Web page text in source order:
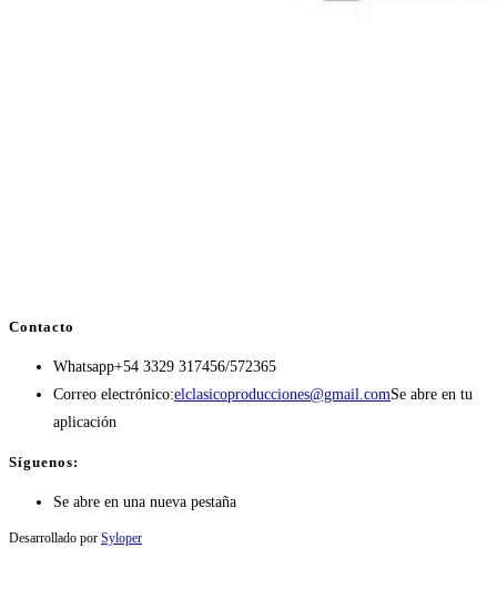
Contacto
Whatsapp+54 3329 317456/572365
Correo electrónico:elclasicoproducciones@gmail.comSe abre en tu
aplicación
Síguenos:
Se abre en una nueva pestaña
Desarrollado por Syloper